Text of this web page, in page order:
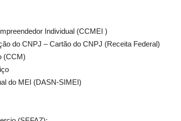
Individual (CCMEI )
do CNPJ – Cartão do CNPJ (Receita Federal)
(CCM)
do MEI (DASN-SIMEI)